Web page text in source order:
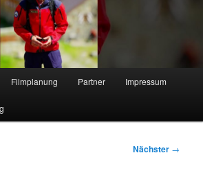
Filmplanung Partner Impressum
Nächster →